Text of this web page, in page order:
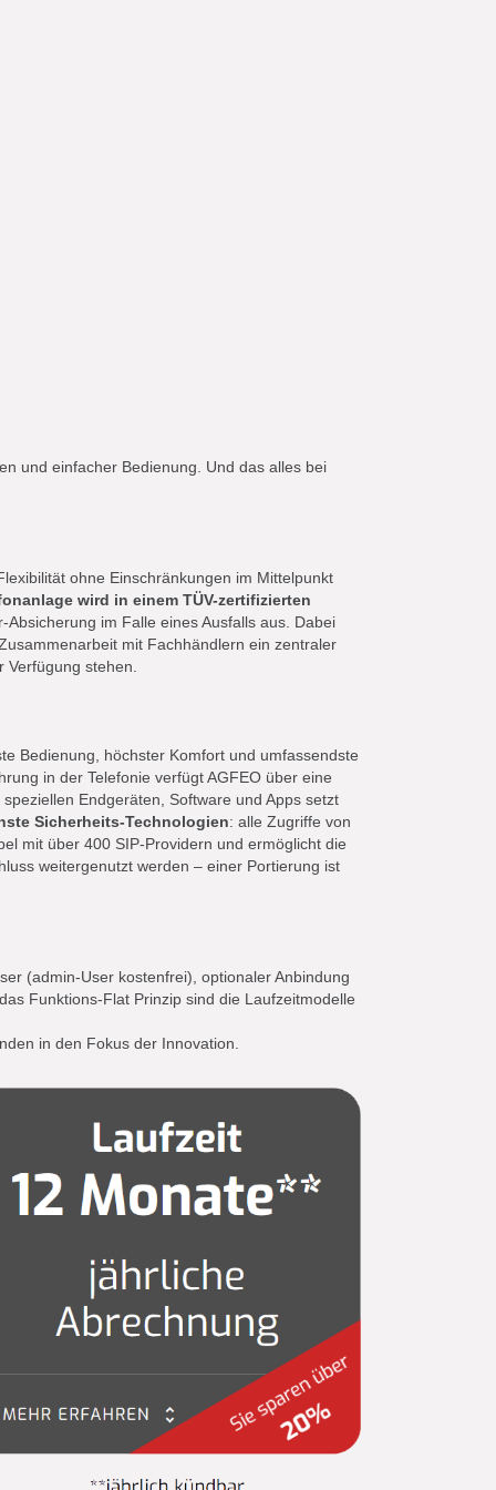
und einfacher Bedienung. Und das alles bei
ohne Einschränkungen im Mittelpunkt
wird in einem TÜV-zertifizierten
im Falle eines Ausfalls aus. Dabei
mit Fachhändlern ein zentraler
stehen.
Bedienung, höchster Komfort und umfassendste
in der Telefonie verfügt AGFEO über eine
Endgeräten, Software und Apps setzt
Sicherheits-Technologien: alle Zugriffe von
mit über 400 SIP-Providern und ermöglicht die
weitergenutzt werden – einer Portierung ist
(admin-User kostenfrei), optionaler Anbindung
Funktions-Flat Prinzip sind die Laufzeitmodelle
in den Fokus der Innovation.